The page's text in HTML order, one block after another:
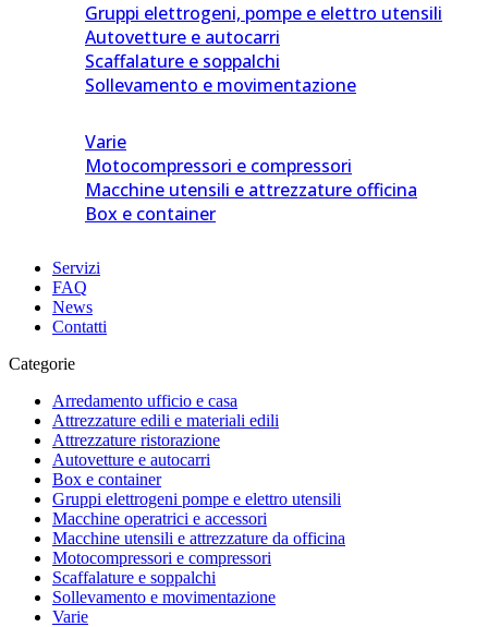
Gruppi elettrogeni, pompe e elettro utensili
Autovetture e autocarri
Scaffalature e soppalchi
Sollevamento e movimentazione
Varie
Motocompressori e compressori
Macchine utensili e attrezzature officina
Box e container
Servizi
FAQ
News
Contatti
Categorie
Arredamento ufficio e casa
Attrezzature edili e materiali edili
Attrezzature ristorazione
Autovetture e autocarri
Box e container
Gruppi elettrogeni pompe e elettro utensili
Macchine operatrici e accessori
Macchine utensili e attrezzature da officina
Motocompressori e compressori
Scaffalature e soppalchi
Sollevamento e movimentazione
Varie